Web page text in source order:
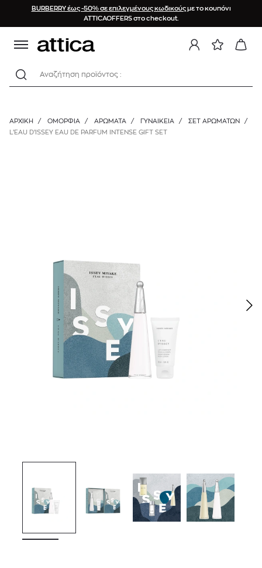
BURBERRY έως -50% σε επιλεγμένους κωδικούςμε το κουπόνι
ATTICAOFFERS στο checkout.
Αναζήτηση προϊόντος :
ΑΡΧΙΚΉ / ΟΜΟΡΦΙΑ / ΑΡΩΜΑΤΑ / ΓΥΝΑΙΚΕΊΑ / ΣΕΤ ΑΡΩΜΆΤΩΝ
/
L’EAU D’ISSEY EAU DE PARFUM INTENSE GIFT SET